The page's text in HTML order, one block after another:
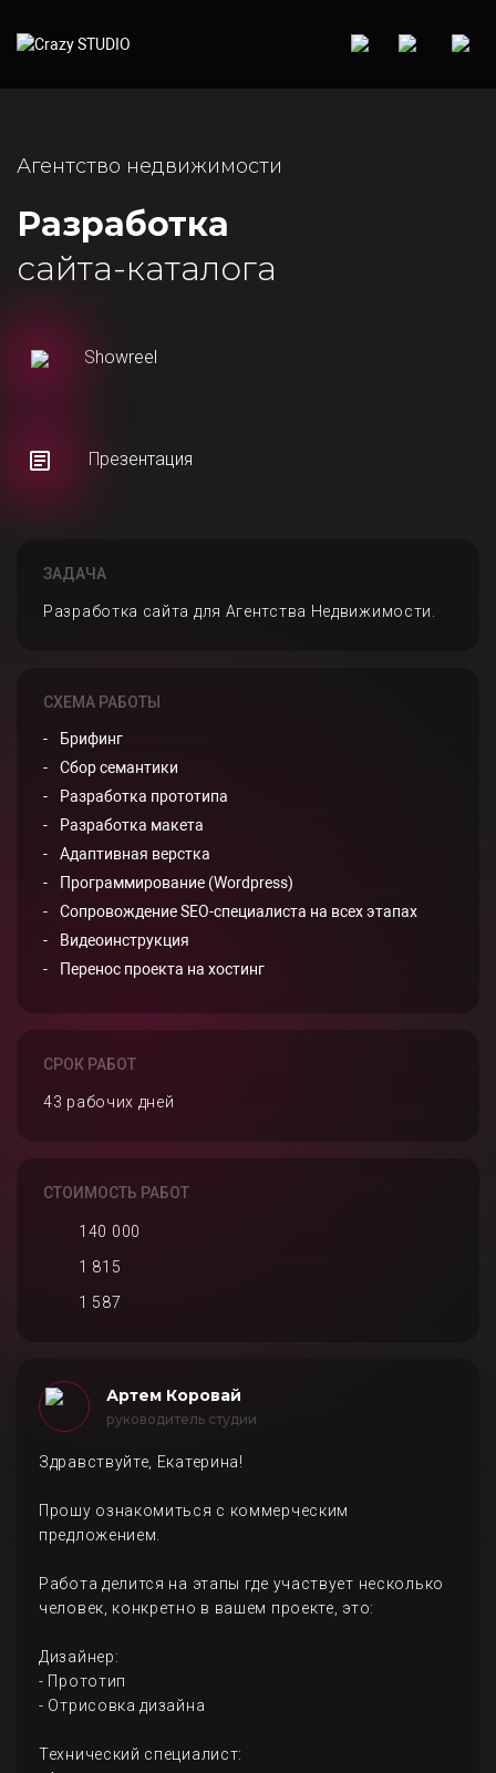
Агентство недвижимости
Разработка
сайта-каталога
Showreel
Презентация
ЗАДАЧА
Разработка сайта для Агентства Недвижимости.
СХЕМА РАБОТЫ
Брифинг
Сбор семантики
Разработка прототипа
Разработка макета
Адаптивная верстка
Программирование (Wordpress)
Сопровождение SEO-специалиста на всех этапах
Видеоинструкция
Перенос проекта на хостинг
СРОК РАБОТ
43 рабочих дней
СТОИМОСТЬ РАБОТ
140 000
1 815
1 587
Артем Коровай
руководитель студии
Здравствуйте, Екатерина!
Прошу ознакомиться с коммерческим
предложением.
Работа делится на этапы где участвует несколько
человек, конкретно в вашем проекте, это:
Дизайнер:
- Прототип
- Отрисовка дизайна
Технический специалист: